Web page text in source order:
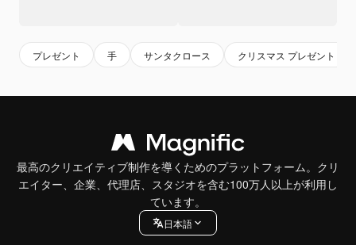
プレゼント 手 サンタクロース クリスマス プレゼント
最高のクリエイティブ制作を導くためのプラットフォーム。クリ
エイター、企業、代理店、スタジオを含む100万人以上が利用し
ています。
日本語